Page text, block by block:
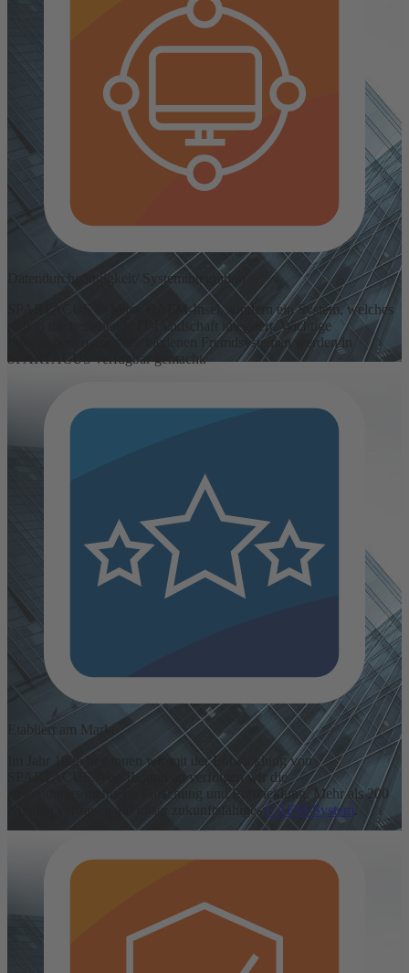
Datendurchgängigkeit/ Systemintegration
SPARTACUS ist keine CAFM-Insel, sondern ein System, welches
sich in die bestehende IT-Landschaft integriert. Wichtige
Informationen aus verschiedenen Fremdsystemen werden in
SPARTACUS verfügbar gemacht.
Etabliert am Markt
Im Jahr 1996 begannen wir mit der Entwicklung von
SPARTACUS. Von Beginn an verfolgen wir die
anwendungsorientierte Forschung und Entwicklung. Mehr als 200
Kunden vertrauen auf unser zukunftsfähigesCAFM-System